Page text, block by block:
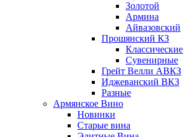
Золотой
Армина
Айвазовский
Прошянский КЗ
Классические
Сувенирные
Грейт Велли АВКЗ
Иджеванский ВКЗ
Разные
Армянское Вино
Новинки
Старые вина